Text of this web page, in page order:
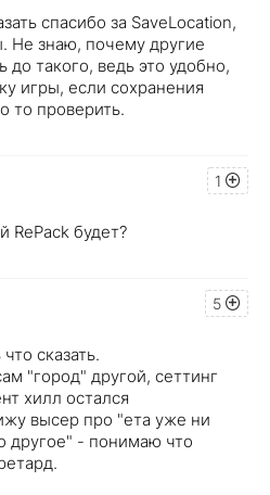
спасибо за SaveLocation,
Не знаю, почему другие
такого, ведь это удобно,
игры, если сохранения
то проверить.
1
RePack будет?
5
сказать.
"город" другой, сеттинг
хилл остался
высер про "ета уже ни
другое" - понимаю что